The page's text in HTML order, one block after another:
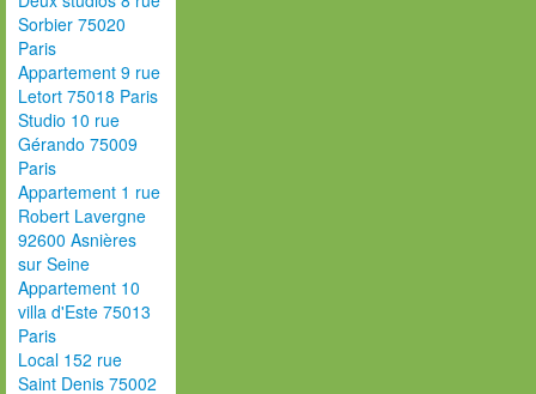
Sorbier 75020
Paris
Appartement 9 rue
Letort 75018 Paris
Studio 10 rue
Gérando 75009
Paris
Appartement 1 rue
Robert Lavergne
92600 Asnières
sur Seine
Appartement 10
villa d'Este 75013
Paris
Local 152 rue
Saint Denis 75002